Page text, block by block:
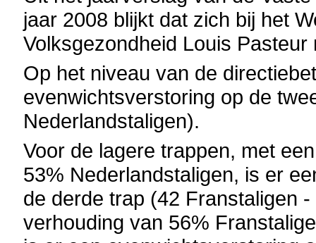
jaar 2008 blijkt dat zich bij het
Volksgezondheid Louis
Op het niveau van de
evenwichtsverstoring op de
Nederlandstaligen).
Voor de lagere trappen, met
53% Nederlandstaligen, is er
de derde trap (42 Franstaligen
verhouding van 56%